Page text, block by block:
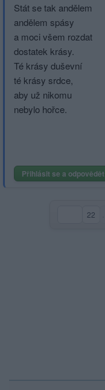
Stát se tak andělem
andělem spásy
a moci všem rozdat
dostatek krásy.
Té krásy duševní
té krásy srdce,
aby už nikomu
nebylo hořce.
Přihlásit se a odpovědět
22